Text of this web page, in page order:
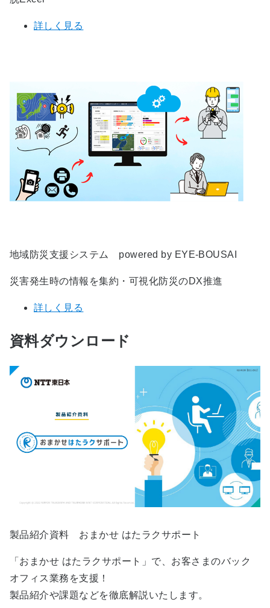
詳しく見る
地域防災支援システム powered by EYE-BOUSAI
災害発生時の情報を集約・可視化防災のDX推進
詳しく見る
資料ダウンロード
製品紹介資料 おまかせ はたラクサポート
「おまかせ はたラクサポート」で、お客さまのバック
オフィス業務を支援！
製品紹介や課題などを徹底解説いたします。